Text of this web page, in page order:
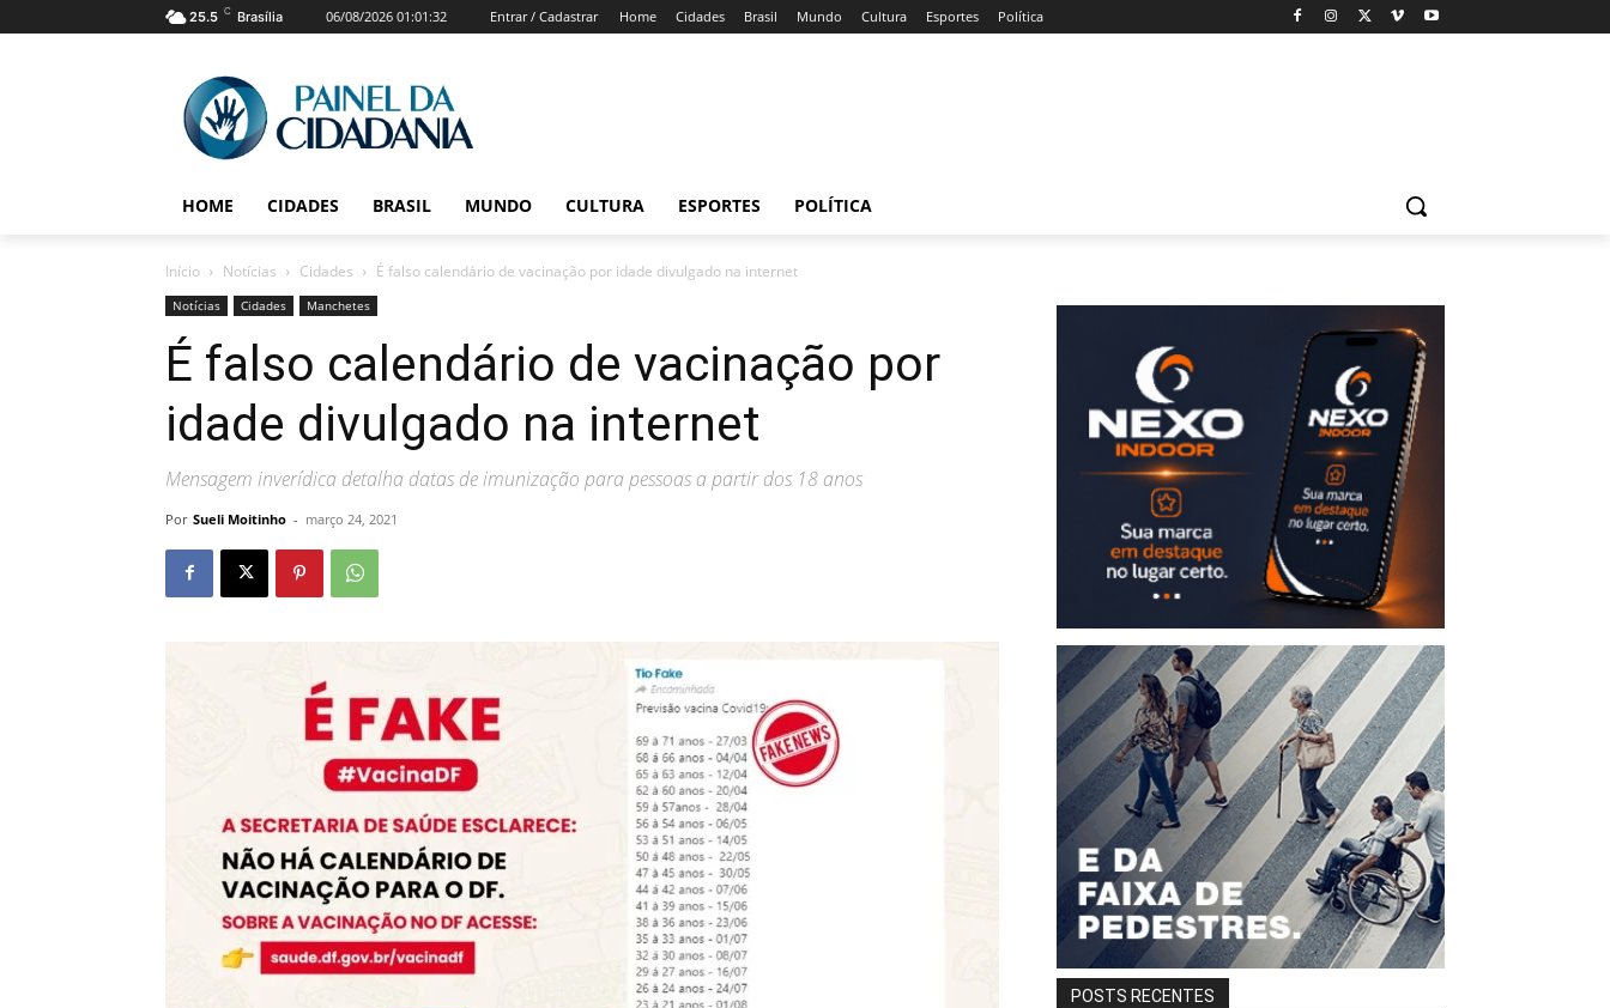
25.5 C Brasília 06/08/2026 01:01:32 Entrar / Cadastrar Home Cidades Brasil Mundo Cultura Esportes Política
HOME CIDADES BRASIL MUNDO CULTURA ESPORTES POLÍTICA
Início Notícias Cidades É falso calendário de vacinação por idade divulgado na internet
Notícias Cidades Manchetes
É falso calendário de vacinação por
idade divulgado na internet
Mensagem inverídica detalha datas de imunização para pessoas a partir dos 18 anos
Por Sueli Moitinho - março 24, 2021
POSTS RECENTES